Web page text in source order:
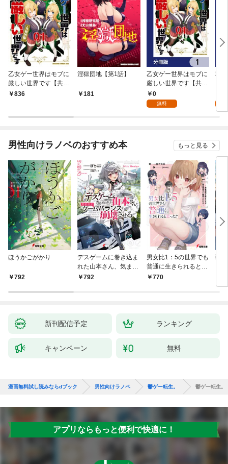
乙女ゲー世界はモブに
厳しい世界です【共和
国編】 ０１
836
淫獄団地【第1話】
181
乙女ゲー世界はモブに
厳しい世界です【共和
国編】【分冊版】 1
0
無料
私
を
版
男性向けラノベのおすすめ本 もっと見る
ほうかごがかり
792
デスゲームに巻き込ま
れた山本さん、気まま
にゲームバランスを崩
792
男女比1：5の世界でも
普通に生きられると思
った？ ～激重感情な
770
戦
特
新刊配信予定 ランキング
キャンペーン 無料
漫画無料試し読みならdブック 男性向けラノベ 鬱ゲー転生。 鬱ゲー転生。
アプリならもっと便利で快適に！